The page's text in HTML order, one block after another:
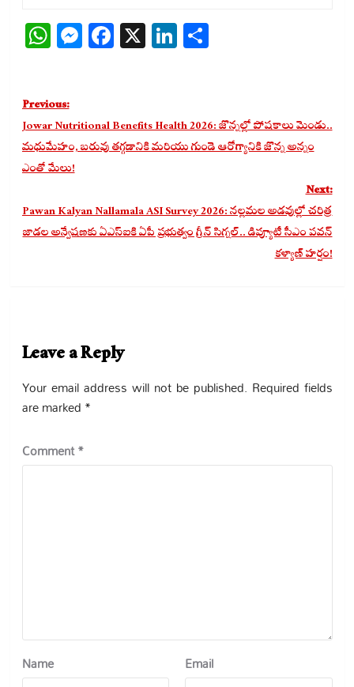
WhatsApp
Messenger
Facebook
X LinkedIn
Share
Post
navigation
Previous:
Jowar Nutritional Benefits Health 2026: జొన్నల్లో పోషకాలు మెండు..
మధుమేహం, బరువు తగ్గడానికి మరియు గుండె ఆరోగ్యానికి జొన్న అన్నం
ఎంతో మేలు!
Next:
Pawan Kalyan Nallamala ASI Survey 2026: నల్లమల అడవుల్లో చరిత్ర
జాడల అన్వేషణకు ఏఎస్ఐకి ఏపీ ప్రభుత్వం గ్రీన్ సిగ్నల్.. డిప్యూటీ సీఎం పవన్
కళ్యాణ్ హర్షం!
Leave a Reply
Your email address will not be published. Required fields
are marked *
Comment*
Name Email